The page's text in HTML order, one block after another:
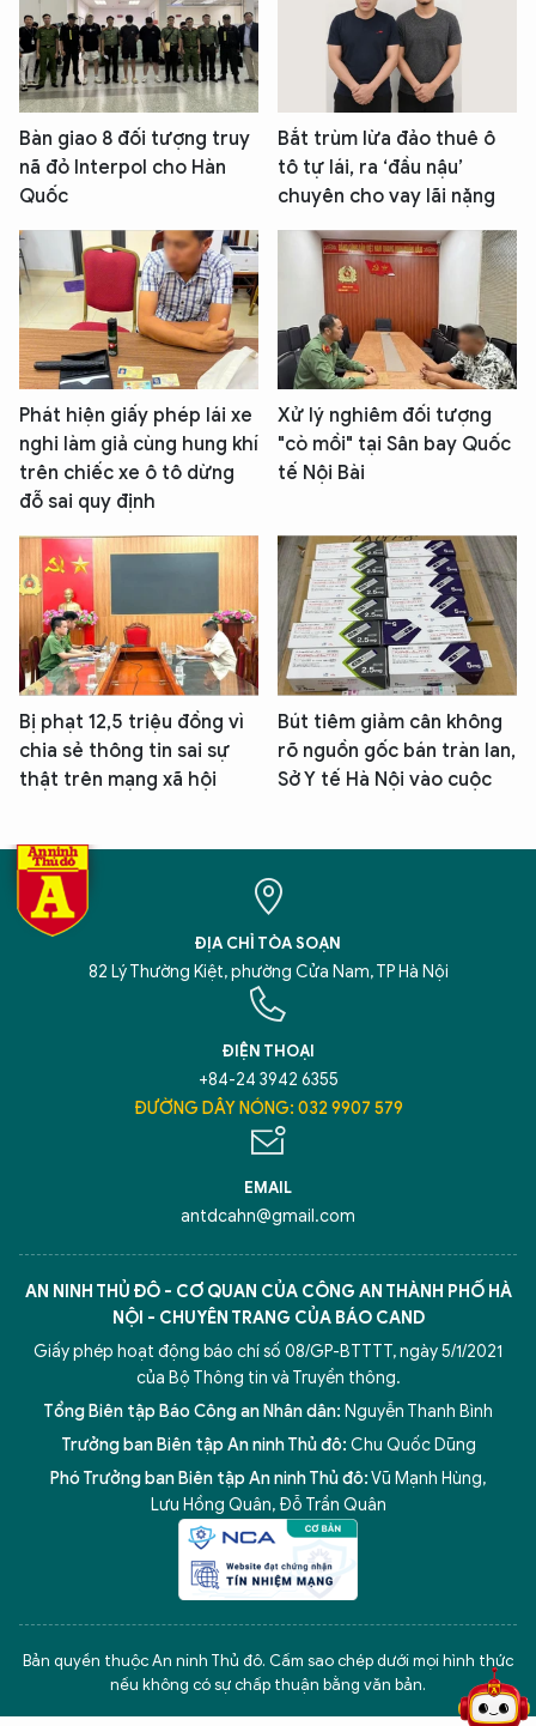
Bàn giao 8 đối tượng truy
nã đỏ Interpol cho Hàn
Quốc
Bắt trùm lừa đảo thuê ô
tô tự lái, ra ‘đầu nậu’
chuyên cho vay lãi nặng
Phát hiện giấy phép lái xe
nghi làm giả cùng hung khí
trên chiếc xe ô tô dừng
đỗ sai quy định
Xử lý nghiêm đối tượng
"cò mồi" tại Sân bay Quốc
tế Nội Bài
Bị phạt 12,5 triệu đồng vì
chia sẻ thông tin sai sự
thật trên mạng xã hội
Bút tiêm giảm cân không
rõ nguồn gốc bán tràn lan,
Sở Y tế Hà Nội vào cuộc
ĐỊA CHỈ TÒA SOẠN
82 Lý Thường Kiệt, phường Cửa Nam, TP Hà Nội
ĐIỆN THOẠI
+84-24 3942 6355
ĐƯỜNG DÂY NÓNG: 032 9907 579
EMAIL
antdcahn@gmail.com
AN NINH THỦ ĐÔ - CƠ QUAN CỦA CÔNG AN THÀNH PHỐ HÀ
NỘI - CHUYÊN TRANG CỦA BÁO CAND
Giấy phép hoạt động báo chí số 08/GP-BTTTT, ngày 5/1/2021
của Bộ Thông tin và Truyền thông.
Tổng Biên tập Báo Công an Nhân dân: Nguyễn Thanh Bình
Trưởng ban Biên tập An ninh Thủ đô: Chu Quốc Dũng
Phó Trưởng ban Biên tập An ninh Thủ đô:Vũ Mạnh Hùng,
Lưu Hồng Quân, Đỗ Trần Quân
Bản quyền thuộc An ninh Thủ đô. Cấm sao chép dưới mọi hình thức
nếu không có sự chấp thuận bằng văn bản.
5 điểm nghẽn của Hà Nội giải pháp xử lý điểm nghẽn của